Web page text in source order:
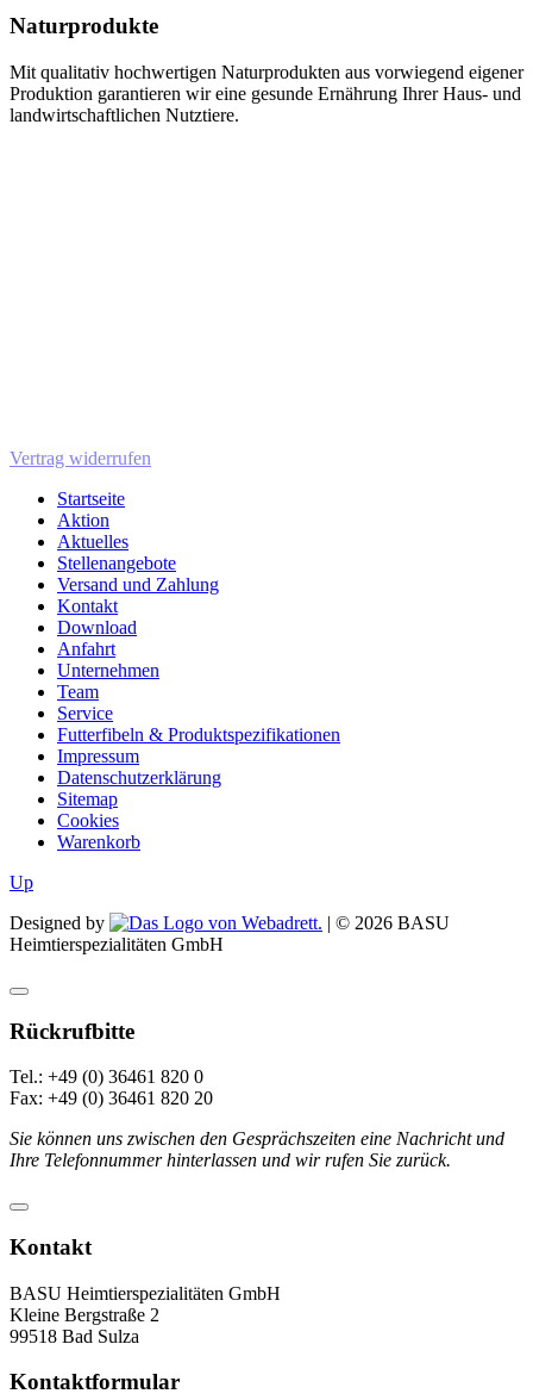
Naturprodukte
Mit qualitativ hochwertigen Naturprodukten aus vorwiegend eigener
Produktion garantieren wir eine gesunde Ernährung Ihrer Haus- und
landwirtschaftlichen Nutztiere.
Vertrag widerrufen
Startseite
Aktion
Aktuelles
Stellenangebote
Versand und Zahlung
Kontakt
Download
Anfahrt
Unternehmen
Team
Service
Futterfibeln & Produktspezifikationen
Impressum
Datenschutzerklärung
Sitemap
Cookies
Warenkorb
Up
Designed by
| © 2026 BASU
Heimtierspezialitäten GmbH
Rückrufbitte
Tel.: +49 (0) 36461 820 0
Fax: +49 (0) 36461 820 20
Sie können uns zwischen den Gesprächszeiten eine Nachricht und
Ihre Telefonnummer hinterlassen und wir rufen Sie zurück.
Kontakt
BASU Heimtierspezialitäten GmbH
Kleine Bergstraße 2
99518 Bad Sulza
Kontaktformular